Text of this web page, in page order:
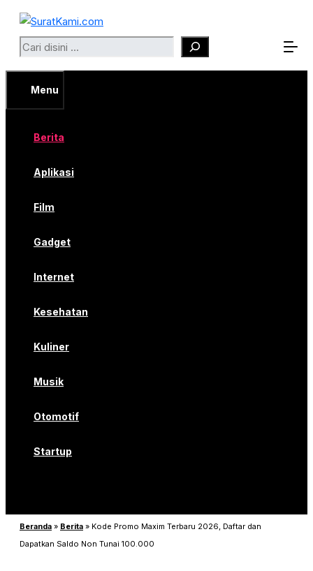
Langsung
Search
Menu
Berita
Aplikasi
Film
Gadget
Internet
Kesehatan
Kuliner
Musik
Otomotif
Startup
Beranda » Berita » Kode Promo Maxim Terbaru 2026, Daftar dan
Dapatkan Saldo Non Tunai 100.000